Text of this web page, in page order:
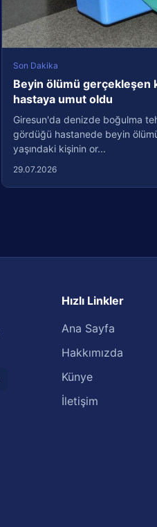
Son Dakika
Beyin ölümü gerçekleşen
hastaya umut oldu
Giresun'da denizde boğulma
gördüğü hastanede beyin
yaşındaki kişinin or...
29.07.2026
Hızlı Linkler
Ana Sayfa
Hakkımızda
Künye
İletişim